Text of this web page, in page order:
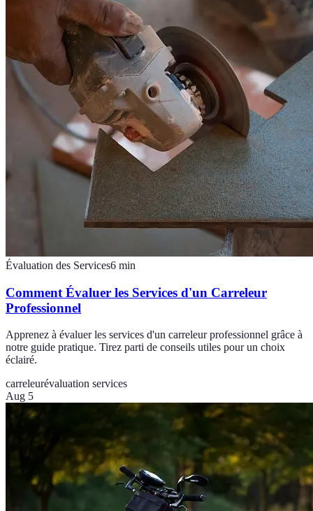
Évaluation des Services6 min
Comment Évaluer les Services d'un Carreleur
Professionnel
Apprenez à évaluer les services d'un carreleur professionnel grâce à
notre guide pratique. Tirez parti de conseils utiles pour un choix
éclairé.
carreleurévaluation services
Aug 5